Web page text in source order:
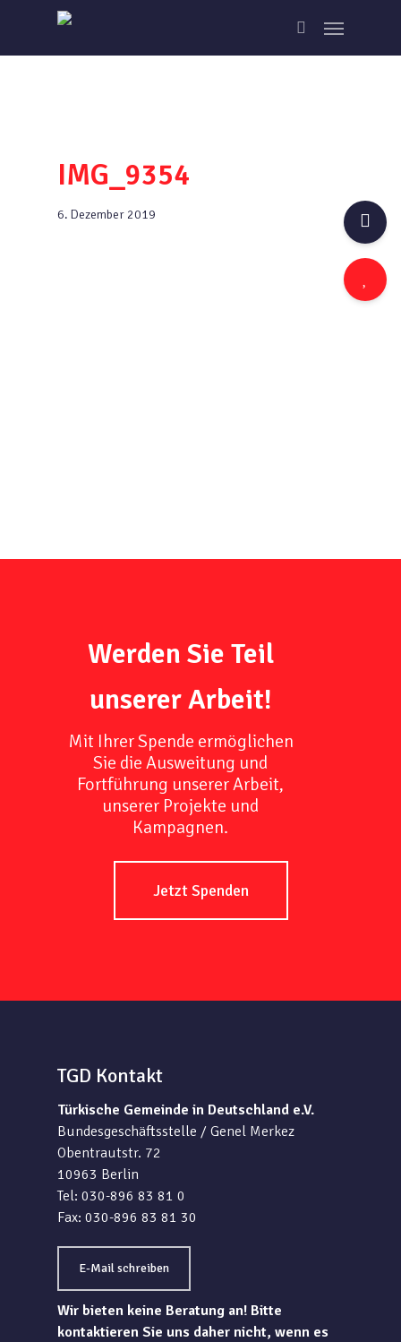
main
search
Menu
IMG_9354
6. Dezember 2019
Werden Sie Teil
unserer Arbeit!
Mit Ihrer Spende ermöglichen
Sie die Ausweitung und
Fortführung unserer Arbeit,
unserer Projekte und
Kampagnen.
Jetzt Spenden
TGD Kontakt
Türkische Gemeinde in Deutschland e.V.
Bundesgeschäftsstelle / Genel Merkez
Obentrautstr. 72
10963 Berlin
Tel: 030-896 83 81 0
Fax: 030-896 83 81 30
E-Mail schreiben
Wir bieten keine Beratung an! Bitte
kontaktieren Sie uns daher nicht, wenn es